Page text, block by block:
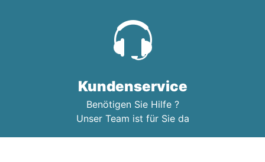
Kundenservice
Benötigen Sie Hilfe ?
Unser Team ist für Sie da